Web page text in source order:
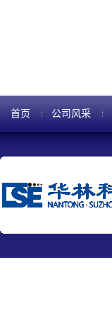
首页 公司风采